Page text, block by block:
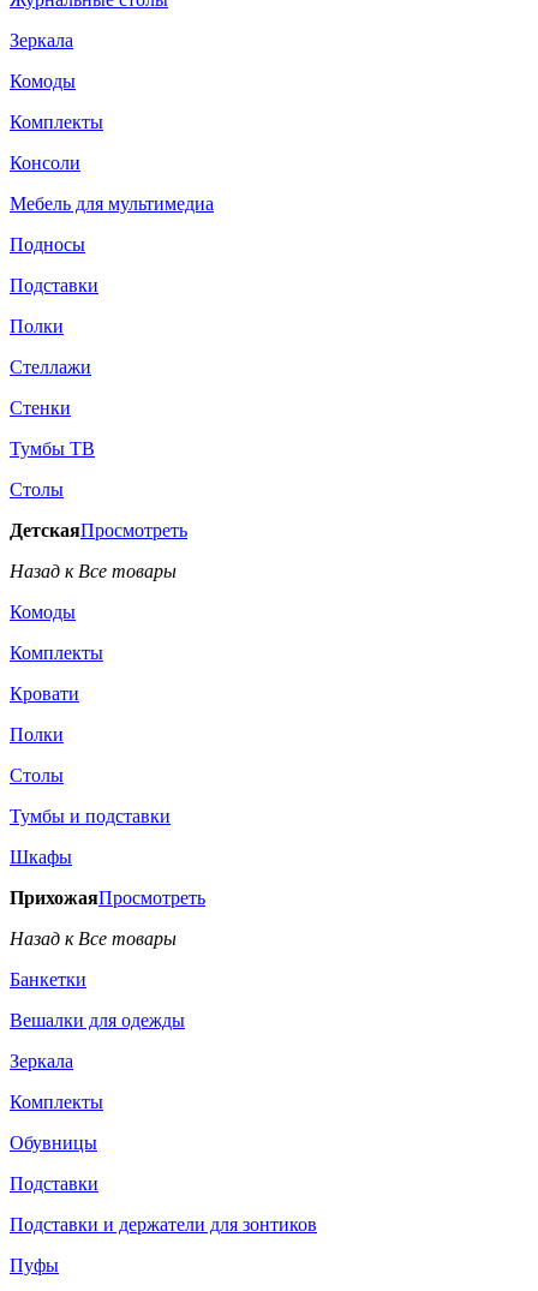
Зеркала
Комоды
Комплекты
Консоли
Мебель для мультимедиа
Подносы
Подставки
Полки
Стеллажи
Стенки
Тумбы ТВ
Столы
ДетскаяПросмотреть
Назад к Все товары
Комоды
Комплекты
Кровати
Полки
Столы
Тумбы и подставки
Шкафы
ПрихожаяПросмотреть
Назад к Все товары
Банкетки
Вешалки для одежды
Зеркала
Комплекты
Обувницы
Подставки
Подставки и держатели для зонтиков
Пуфы